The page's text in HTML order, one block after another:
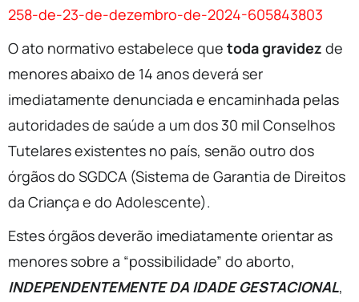
258-de-23-de-dezembro-de-2024-605843803
O ato normativo estabelece que toda gravidez de
menores abaixo de 14 anos deverá ser
imediatamente denunciada e encaminhada pelas
autoridades de saúde a um dos 30 mil Conselhos
Tutelares existentes no país, senão outro dos
órgãos do SGDCA (Sistema de Garantia de Direitos
da Criança e do Adolescente).
Estes órgãos deverão imediatamente orientar as
menores sobre a “possibilidade” do aborto,
INDEPENDENTEMENTE DA IDADE GESTACIONAL,